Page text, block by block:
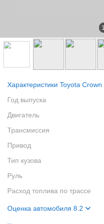
1
Характеристики Toyota Crown
Год выпуска
Двигатель
Трансмиссия
Привод
Тип кузова
Руль
Расход топлива по трассе
Оценка автомобиля 8.2